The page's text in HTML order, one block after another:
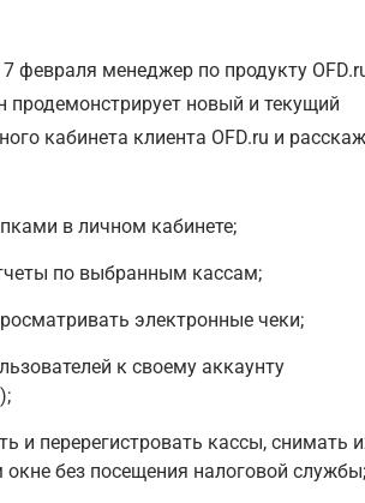
февраля менеджер по продукту
новый и текущий
кабинета клиента OFD.ru и
в личном кабинете;
по выбранным кассам;
электронные чеки;
к своему аккаунту
и перерегистровать кассы, снимать
окне без посещения налоговой службы;